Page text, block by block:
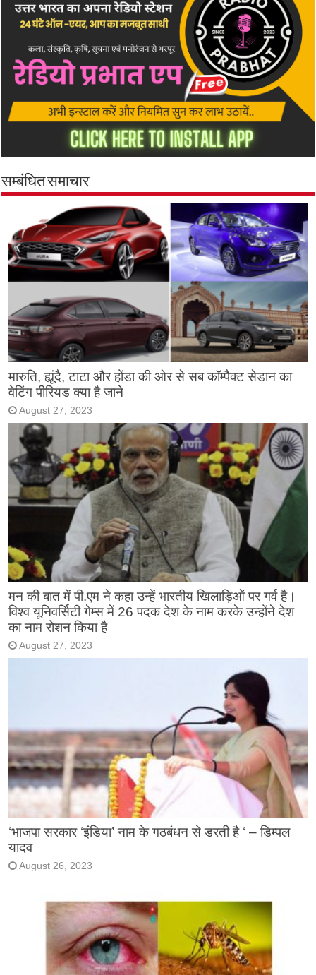
सम्बंधित समाचार
मारुति, ह्यूंदै, टाटा और होंडा की ओर से सब कॉम्पैक्ट सेडान का
वेटिंग पीरियड क्या है जाने
August 27, 2023
मन की बात में पी.एम ने कहा उन्हें भारतीय खिलाड़िओं पर गर्व है।
विश्व यूनिवर्सिटी गेम्स में 26 पदक देश के नाम करके उन्होंने देश
का नाम रोशन किया है
August 27, 2023
‘भाजपा सरकार ‘इंडिया’ नाम के गठबंधन से डरती है ‘ – डिम्पल
यादव
August 26, 2023